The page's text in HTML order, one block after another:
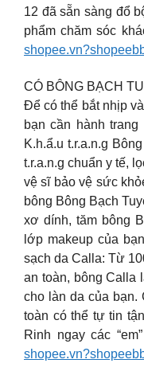
12 đã sẵn sàng đổ
phẩm chăm sóc
CÓ BÔNG BẠCH
Để có thể bắt nhịp
bạn cần hành
K.h.ẩ.u t.r.a.n.g
t.r.a.n.g chuẩn y tế,
vệ sĩ bảo vệ sức
bông Bông Bạch
xơ dính, tăm bông
lớp makeup của
sạch da Calla: Từ
an toàn, bông Calla
cho làn da của bạn.
toàn có thể tự tin
Rinh ngay các